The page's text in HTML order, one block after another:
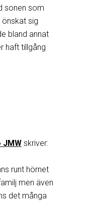
sonen som
önskat sig
bland annat
haft tillgång
JMW skriver:
runt hörnet
men även
det många